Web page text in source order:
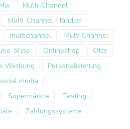
Multi-Channel
Multi-Channel-Händler
multichannel
Multi Channel
Shop Onlineshop
Otto
Werbung
Personalisierung
media
Supermärkte
Testing
Zahlungssysteme